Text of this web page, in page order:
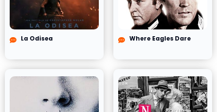
La Odisea Where Eagles Dare